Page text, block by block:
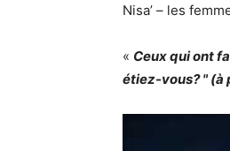
Nisa’ – les
« Ceux qui ont
étiez-vous? " (à